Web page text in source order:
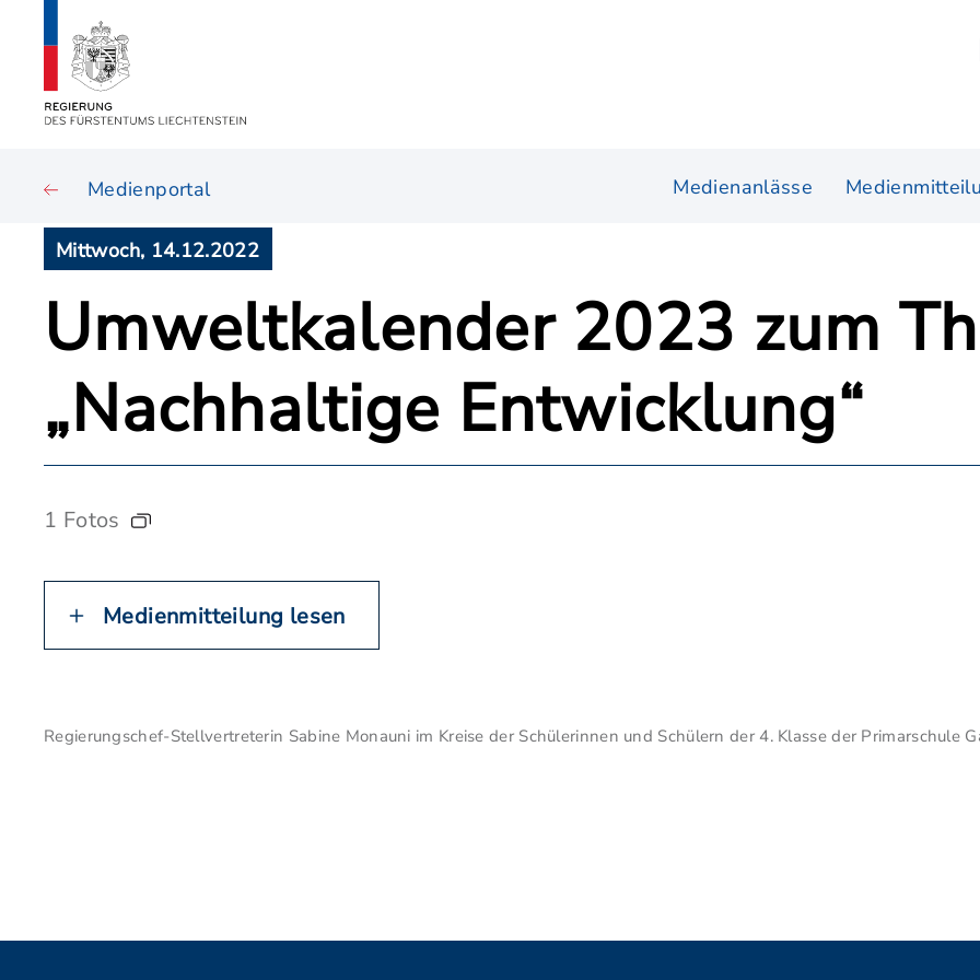
Medienportal Medienanlässe
Mittwoch, 14.12.2022
Umweltkalender 2023 zum
„Nachhaltige Entwicklung“
1 Fotos
Medienmitteilung lesen
Regierungschef-Stellvertreterin Sabine Monauni im Kreise der Schülerinnen und Schülern der 4. Klasse der Primarschule